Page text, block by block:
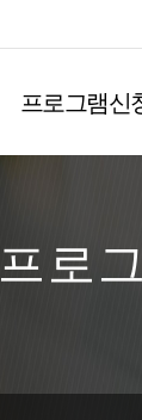
프로그램신
프로